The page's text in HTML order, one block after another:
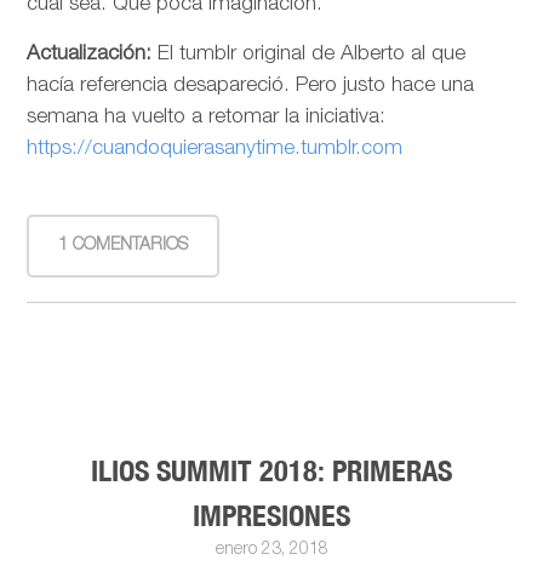
cual sea. Qué poca imaginación.
Actualización: El tumblr original de Alberto al que
hacía referencia desapareció. Pero justo hace una
semana ha vuelto a retomar la iniciativa:
https://cuandoquierasanytime.tumblr.com
1 COMENTARIOS
ILIOS SUMMIT 2018: PRIMERAS
IMPRESIONES
enero 23, 2018